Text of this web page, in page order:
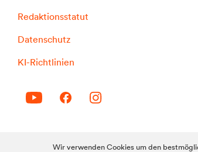
Redaktionsstatut
Datenschutz
KI-Richtlinien
© 2010-2026 Dolomitenstadt.at
Wir verwenden Cookies um den